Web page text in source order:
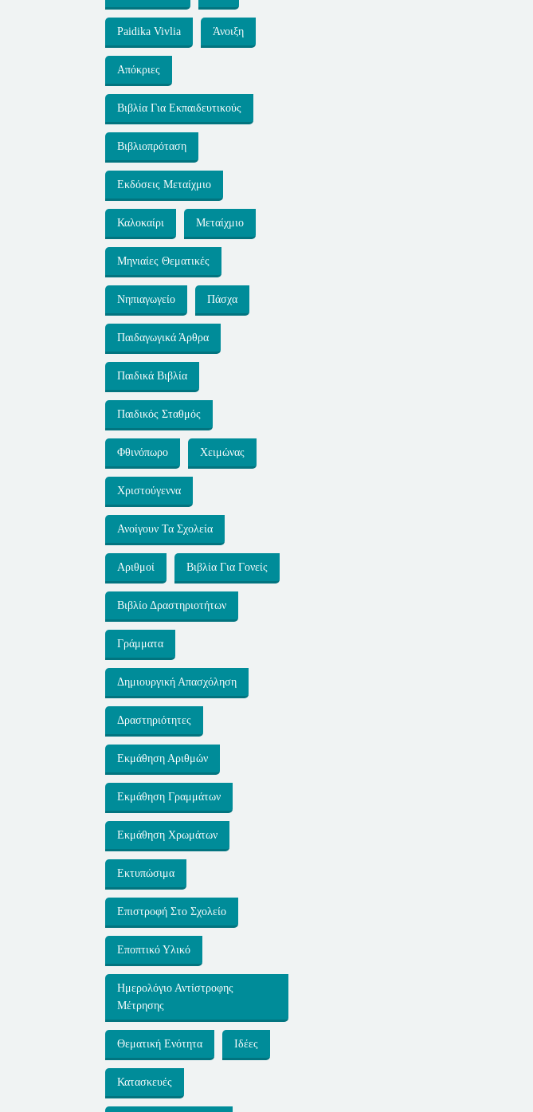
Paidika Vivlia Άνοιξη
Απόκριες
Βιβλία Για Εκπαιδευτικούς
Βιβλιοπρόταση
Εκδόσεις Μεταίχμιο
Καλοκαίρι Μεταίχμιο
Μηνιαίες Θεματικές
Νηπιαγωγείο Πάσχα
Παιδαγωγικά Άρθρα
Παιδικά Βιβλία
Παιδικός Σταθμός
Φθινόπωρο Χειμώνας
Χριστούγεννα
Ανοίγουν Τα Σχολεία
Αριθμοί Βιβλία Για Γονείς
Βιβλίο Δραστηριοτήτων
Γράμματα
Δημιουργική Απασχόληση
Δραστηριότητες
Εκμάθηση Αριθμών
Εκμάθηση Γραμμάτων
Εκμάθηση Χρωμάτων
Εκτυπώσιμα
Επιστροφή Στο Σχολείο
Εποπτικό Υλικό
Ημερολόγιο Αντίστροφης
Μέτρησης
Θεματική Ενότητα Ιδέες
Κατασκευές